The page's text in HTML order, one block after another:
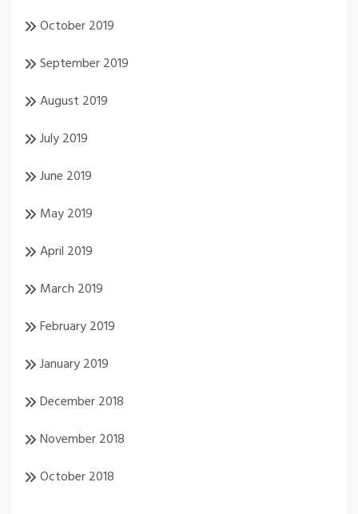
October 2019
September 2019
August 2019
July 2019
June 2019
May 2019
April 2019
March 2019
February 2019
January 2019
December 2018
November 2018
October 2018